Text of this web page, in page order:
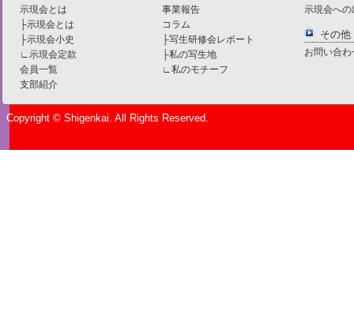
示現会とは
├示現会とは
├示現会小史
∟ 示現会定款
会員一覧
支部紹介
事業報告
コラム
├写生研修会レポート
├私の写生地
∟ 私のモチーフ
示現会へ
その他
お問い合
Copyright © Shigenkai. All Rights Reserved.